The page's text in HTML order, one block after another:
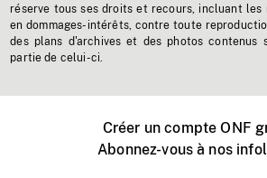
réserve tous ses droits et recours, incluant
en dommages-intérêts, contre toute
des plans d'archives et des photos
partie de celui-ci.
Créer un compte ONF
Abonnez-vous à nos